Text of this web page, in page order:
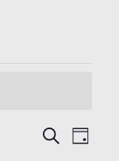
Buscar
Día